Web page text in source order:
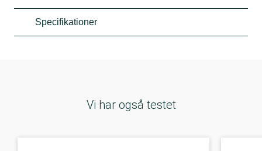
Specifikationer
Vi har også testet